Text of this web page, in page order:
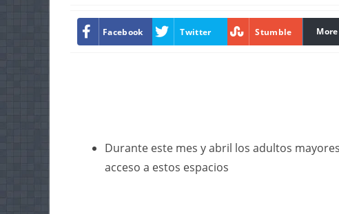
Facebook Twitter Stumble More
Durante este mes y abril los adultos
acceso a estos espacios